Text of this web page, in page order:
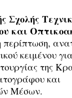
Σχολής
και
κειμένου
της
και
Μέσων.